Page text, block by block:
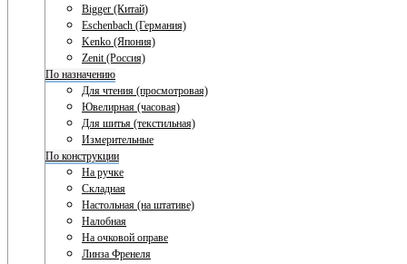
Bigger (Китай)
Eschenbach (Германия)
Kenko (Япония)
Zenit (Россия)
По назначению
Для чтения (просмотровая)
Ювелирная (часовая)
Для шитья (текстильная)
Измерительные
По конструкции
На ручке
Складная
Настольная (на штативе)
Налобная
На очковой оправе
Линза Френеля